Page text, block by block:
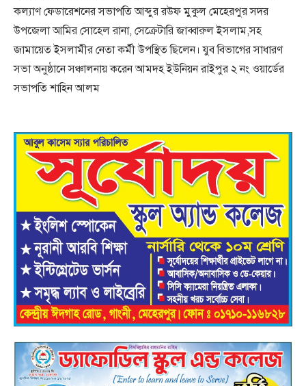
কল্যাণ ফেডারেশনের সভাপতি আব্দুর রউফ মুকুল মেহেরপুর সদর
উপজেলা আমির সোহেল রানা, সেক্রেটারি জাব্বারুল ইসলাম,সহ
জামায়েত ইসলামীর নেতা কর্মী উপস্থিত ছিলেন। যুব বিভাগের সাধারণ
সভা অনুষ্ঠানে সঞ্চালনায় করেন আমদহ ইউনিয়ন রাইপুর ২ নং ওয়ার্ডের
সভাপতি শাহিন আলম